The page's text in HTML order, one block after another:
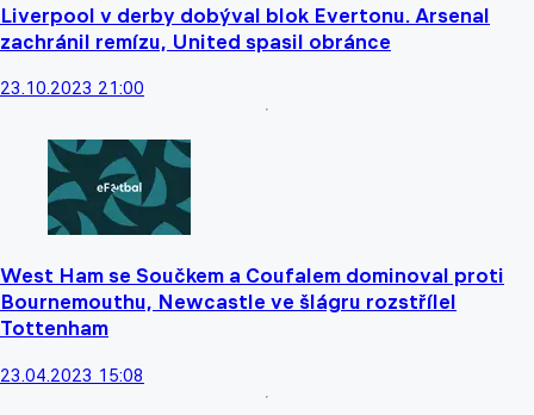
Liverpool v derby dobýval blok Evertonu. Arsenal
zachránil remízu, United spasil obránce
23.10.2023 21:00
West Ham se Součkem a Coufalem dominoval proti
Bournemouthu, Newcastle ve šlágru rozstřílel
Tottenham
23.04.2023 15:08